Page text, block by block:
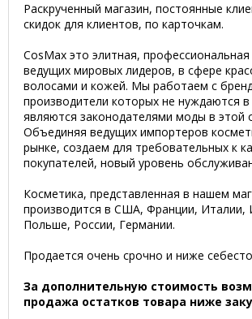
Раскрученный магазин, постоянные
скидок для клиентов, по карточкам.
CosMax это элитная,
ведущих мировых лидеров, в сфере
волосами и кожей. Мы работаем с
производители которых не нуждаются
являются законодателями моды в этой
Объединяя ведущих импортеров
рынке, создаем для требовательных к
покупателей, новый уровень
Косметика, представленная в нашем
производится в США, Франции, Италии,
Польше, России, Германии.
Продается очень срочно и ниже
За дополнительную стоимость
продажа остатков товара ниже